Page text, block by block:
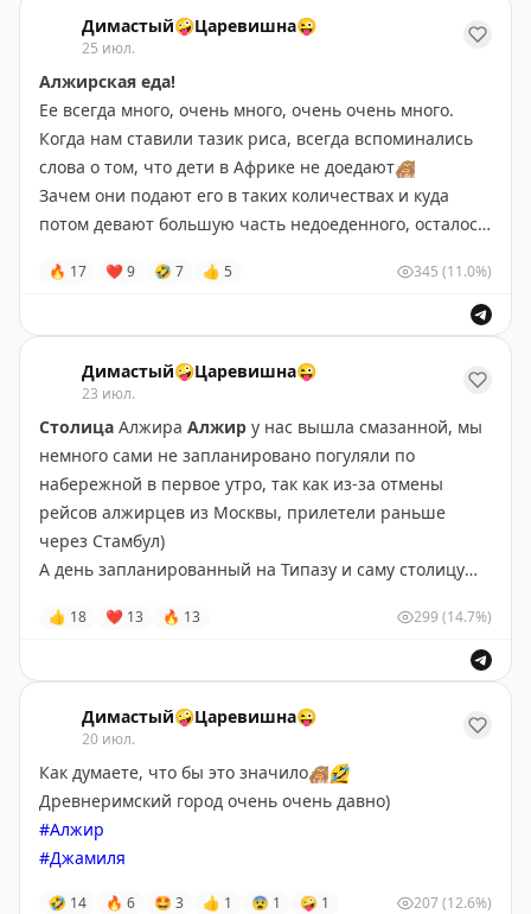
Димастый🤪Царевишна😜
25 июл.
Алжирская еда!
Ее всегда много, очень много, очень очень много.
Когда нам ставили тазик риса, всегда вспоминались
слова о том, что дети в Африке не доедают🙈
Зачем они подают его в таких количествах и куда
потом девают большую часть недоеденного, осталось
Порции везде большие, в принципе вкусно, но
Голодным остаться нет ни одного шанса.
Кормили нас в частных домах, кафе/ресторанах, а в
Константине аж в два раза в разных шикарных
ресторанах.
И везде много)
С алкоголем там проблемы, но в международных
отелях есть бары🍷
Затариться заранее на 2 недели, как вы понимаете,
невозможно, предприняли попытку раздобыть вино в
невыполнима
🤷‍♀️
пытающихся найти винный😂
#Алжир
🔥 17 ❤ 9 🤣 7 👍 5 345 (11.0%)
Димастый🤪Царевишна😜
23 июл.
Столица Алжира Алжир у нас вышла смазанной, мы
немного сами не запланировано погуляли по
набережной в первое утро, так как из-за отмены
рейсов алжирцев из Москвы, прилетели раньше
через Стамбул)
А день запланированный на Типазу и саму столицу
Гардае. Просидев 6 часов в аэропорту мы успели
Но днем перед отлетом по домам, мы все-таки успели
посетитьКасба—исторический квартал столицы,
входящий в список
Есть повод вернуться)
#Алжир
#ЮНЕСКО
👍 18 ❤ 13 🔥 13 299 (14.7%)
Димастый🤪Царевишна😜
20 июл.
Как думаете, что бы это значило🙈🤣
Древнеримский город очень очень давно)
#Алжир
#Джамиля
🤣 14 🔥 6 🤩 3 👍 1 😨 1 🤪 1 207(12.6%)